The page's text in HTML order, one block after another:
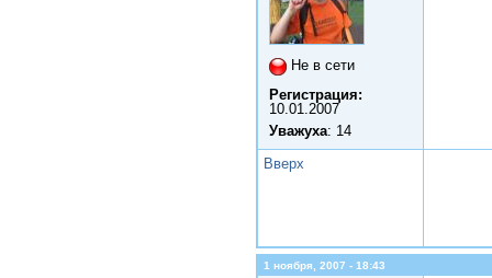
Не в сети
Регистрация:
10.01.2007
Уважуха: 14
Вверх
1 ноября, 2007 - 18:43